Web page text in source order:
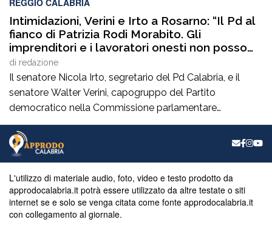
Intimidazioni, Verini e Irto a Rosarno: “Il Pd al
fianco di Patrizia Rodi Morabito. Gli
imprenditori e i lavoratori onesti non posso
essere lasciati da soli”
di redazione
Il senatore Nicola Irto, segretario del Pd Calabria, e il
senatore Walter Verini, capogruppo del Partito
democratico nella Commissione parlamentare
Antimafia, hanno fatto visita a Patrizia Rodi Morabito,
imprenditrice agricola di Rosarno (Rc) la cui azienda è
stata più volte colpita da incendi, furti e danneggiamenti.
L'utilizzo di materiale audio, foto, video e testo prodotto da
approdocalabria.it potrà essere utilizzato da altre testate o siti
internet se e solo se venga citata come fonte approdocalabria.it
con collegamento al giornale.